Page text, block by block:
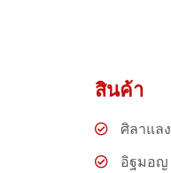
สินค้า
ศิลาแลง
อิฐมอญ